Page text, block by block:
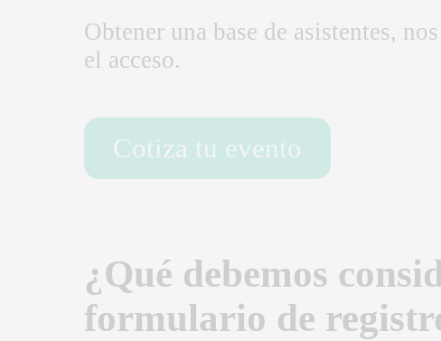
Obtener una base de asistentes,
el acceso.
Cotiza tu evento
¿Qué debemos
formulario de